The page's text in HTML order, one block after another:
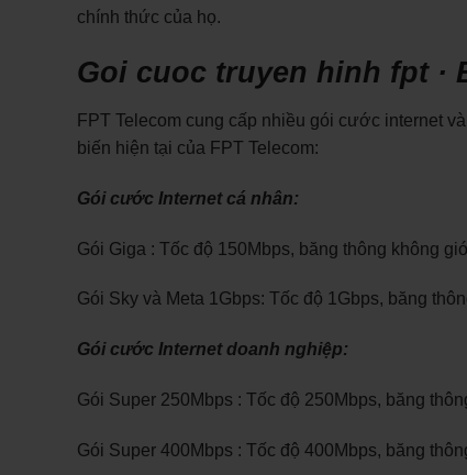
chính thức của họ.
Goi cuoc truyen hinh fpt ·
FPT Telecom cung cấp nhiều gói cước internet
biến hiện tại của FPT Telecom:
Gói cước Internet cá nhân:
Gói Giga : Tốc độ 150Mbps, băng thông không
Gói Sky và Meta 1Gbps: Tốc độ 1Gbps, băng
Gói cước Internet doanh nghiệp:
Gói Super 250Mbps : Tốc độ 250Mbps, băng
Gói Super 400Mbps : Tốc độ 400Mbps, băng